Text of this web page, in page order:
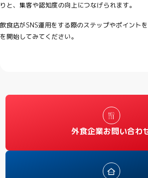
りと、集客や認知度の向上につなげられます。
飲食店がSNS運用をする際のステップやポイント
を開始してみてください。
外食企業お問い合わ